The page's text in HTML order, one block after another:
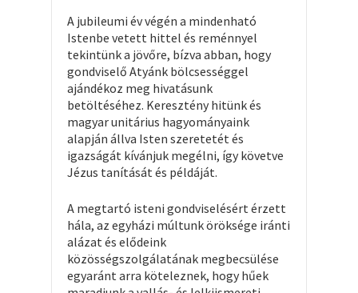
A jubileumi év végén a mindenható
Istenbe vetett hittel és reménnyel
tekintünk a jövőre, bízva abban, hogy
gondviselő Atyánk bölcsességgel
ajándékoz meg hivatásunk
betöltéséhez. Keresztény hitünk és
magyar unitárius hagyományaink
alapján állva Isten szeretetét és
igazságát kívánjuk megélni, így követve
Jézus tanítását és példáját.
A megtartó isteni gondviselésért érzett
hála, az egyházi múltunk öröksége iránti
alázat és elődeink
közösségszolgálatának megbecsülése
egyaránt arra köteleznek, hogy hűek